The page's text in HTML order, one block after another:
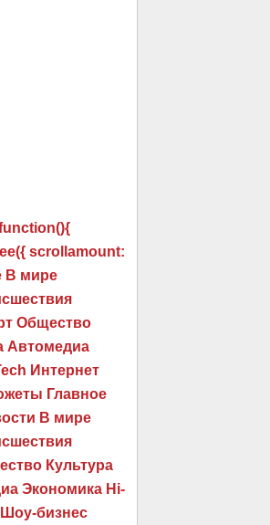
scrollamount:
В мире
Общество
Автомедиа
Интернет
Главное
В мире
Культура
Экономика Hi-
бизнес